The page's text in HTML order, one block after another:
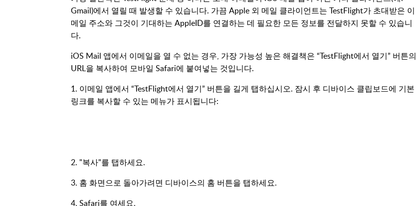
Gmail)에서 열릴 때 발생할 수 있습니다. 가끔 Apple 외 메일 클라이언트는 TestFlight가 초대받은 이
메일 주소와 그것이 기대하는 AppleID를 연결하는 데 필요한 모든 정보를 전달하지 못할 수 있습니
다.
iOS Mail 앱에서 이메일을 열 수 없는 경우, 가장 가능성 높은 해결책은 “TestFlight에서 열기” 버튼의
URL을 복사하여 모바일 Safari에 붙여넣는 것입니다.
1. 이메일 앱에서 “TestFlight에서 열기” 버튼을 길게 탭하십시오. 잠시 후 디바이스 클립보드에 기본
링크를 복사할 수 있는 메뉴가 표시됩니다:
2. "복사"를 탭하세요.
3. 홈 화면으로 돌아가려면 디바이스의 홈 버튼을 탭하세요.
4. Safari를 여세요.